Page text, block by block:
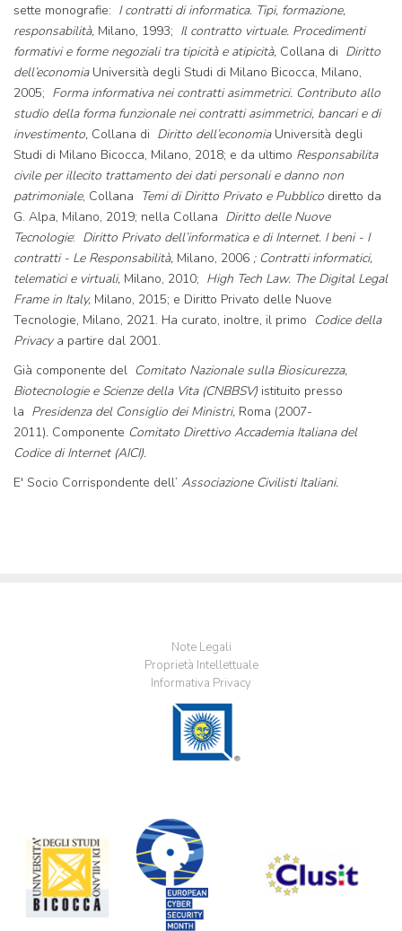
sette monografie: I contratti di informatica. Tipi, formazione,
responsabilità, Milano, 1993; Il contratto virtuale. Procedimenti
formativi e forme negoziali tra tipicità e atipicità, Collana di Diritto
dell’economia Università degli Studi di Milano Bicocca, Milano,
2005; Forma informativa nei contratti asimmetrici. Contributo allo
studio della forma funzionale nei contratti asimmetrici, bancari e di
investimento, Collana di Diritto dell’economia Università degli
Studi di Milano Bicocca, Milano, 2018; e da ultimo Responsabilita
civile per illecito trattamento dei dati personali e danno non
patrimoniale, Collana Temi di Diritto Privato e Pubblico diretto da
G. Alpa, Milano, 2019; nella Collana Diritto delle Nuove
Tecnologie: Diritto Privato dell’informatica e di Internet. I beni - I
contratti - Le Responsabilità, Milano, 2006 ; Contratti informatici,
telematici e virtuali, Milano, 2010; High Tech Law. The Digital Legal
Frame in Italy, Milano, 2015; e Diritto Privato delle Nuove
Tecnologie, Milano, 2021. Ha curato, inoltre, il primo Codice della
Privacya partire dal 2001.
Già componente del Comitato Nazionale sulla Biosicurezza,
Biotecnologie e Scienze della Vita (CNBBSV) istituito presso
la Presidenza del Consiglio dei Ministri, Roma (2007-
2011). Componente Comitato Direttivo Accademia Italiana del
Codice di Internet (AICI).
E' Socio Corrispondente dell’ Associazione Civilisti Italiani.
Note Legali
Proprietà Intellettuale
Informativa Privacy